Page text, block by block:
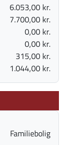
6.053,00 kr.
7.700,00 kr.
0,00 kr.
0,00 kr.
315,00 kr.
1.044,00 kr.
Familiebolig